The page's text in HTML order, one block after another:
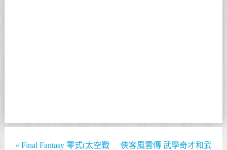
« Final Fantasy 零式(太空戰
俠客風雲傳 武學奇才和武